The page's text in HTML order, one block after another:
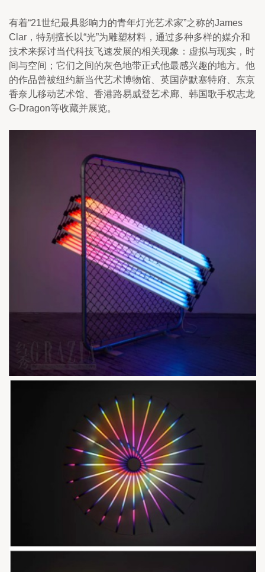
有着“21世纪最具影响力的青年灯光艺术家”之称的James
Clar，特别擅长以“光”为雕塑材料，通过多种多样的媒介和
技术来探讨当代科技飞速发展的相关现象：虚拟与现实，时
间与空间；它们之间的灰色地带正式他最感兴趣的地方。他
的作品曾被纽约新当代艺术博物馆、英国萨默塞特府、东京
香奈儿移动艺术馆、香港路易威登艺术廊、韩国歌手权志龙
G-Dragon等收藏并展览。